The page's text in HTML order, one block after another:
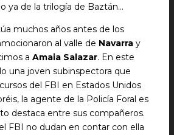
ya de la trilogía de Baztán…
muchos años antes de los
al valle de Navarra y
a Amaia Salazar. En este
una joven subinspectora que
del FBI en Estados Unidos
la agente de la Policía Foral es
destaca entre sus compañeros.
FBI no dudan en contar con ella